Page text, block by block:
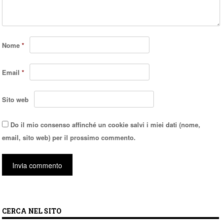
Nome*
Email*
Sito web
Do il mio consenso affinché un cookie salvi i miei dati (nome,
email, sito web) per il prossimo commento.
CERCA NEL SITO